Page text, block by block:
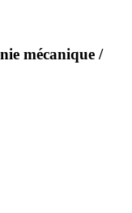
mécanique /